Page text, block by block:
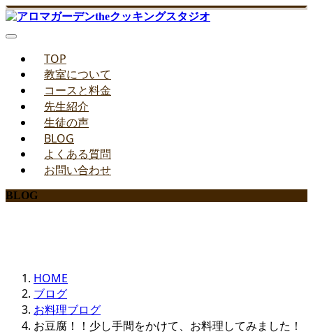
TOP
教室について
コースと料金
先生紹介
生徒の声
BLOG
よくある質問
お問い合わせ
BLOG
HOME
ブログ
お料理ブログ
お豆腐！！少し手間をかけて、お料理してみました！